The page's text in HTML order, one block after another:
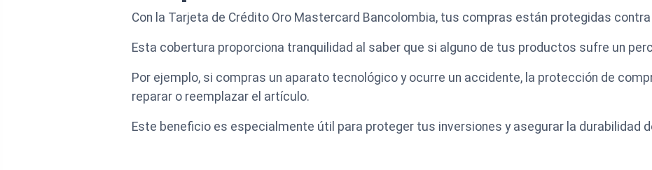
Con la Tarjeta de Crédito Oro Mastercard Bancolombia, tus compras están protegidas
Esta cobertura proporciona tranquilidad al saber que si alguno de tus productos sufre un
Por ejemplo, si compras un aparato tecnológico y ocurre un accidente, la protección de
reparar o reemplazar el artículo.
Este beneficio es especialmente útil para proteger tus inversiones y asegurar la durabilidad